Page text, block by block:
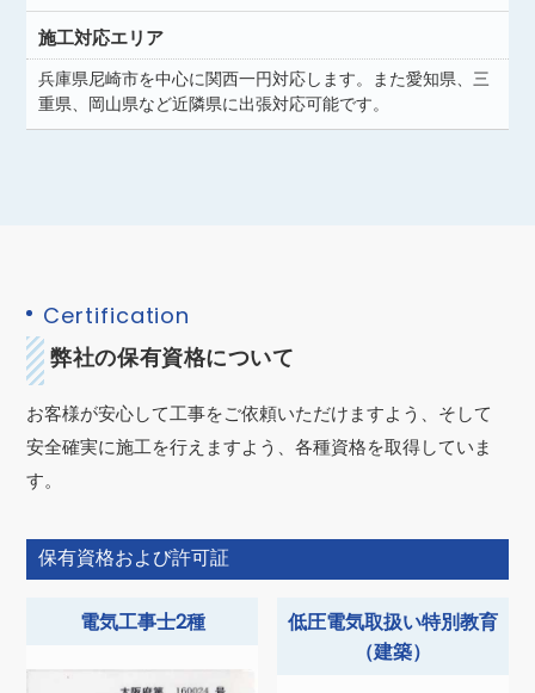
施工対応エリア
兵庫県尼崎市を中心に関西一円対応します。また愛知県、三
重県、岡山県など近隣県に出張対応可能です。
Certification
弊社の保有資格について
お客様が安心して工事をご依頼いただけますよう、そして
安全確実に施工を行えますよう、各種資格を取得していま
す。
保有資格および許可証
電気工事士2種
低圧電気取扱い特別教育
（建築）